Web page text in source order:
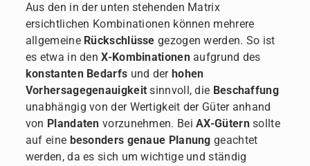
Aus den in der unten stehenden Matrix
ersichtlichen Kombinationen können mehrere
allgemeine Rückschlüsse gezogen werden. So ist
es etwa in denX-Kombinationenaufgrund des
konstanten Bedarfs und der hohen
Vorhersagegenauigkeit sinnvoll, die Beschaffung
unabhängig von der Wertigkeit der Güter anhand
von Plandaten vorzunehmen. BeiAX-Güternsollte
auf eine besonders genaue Planung geachtet
werden, da es sich um wichtige und ständig